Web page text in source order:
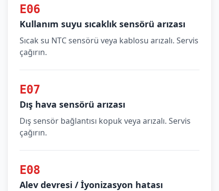
E06
Kullanım suyu sıcaklık sensörü arızası
Sıcak su NTC sensörü veya kablosu arızalı. Servis
çağırın.
E07
Dış hava sensörü arızası
Dış sensör bağlantısı kopuk veya arızalı. Servis
çağırın.
E08
Alev devresi / İyonizasyon hatası